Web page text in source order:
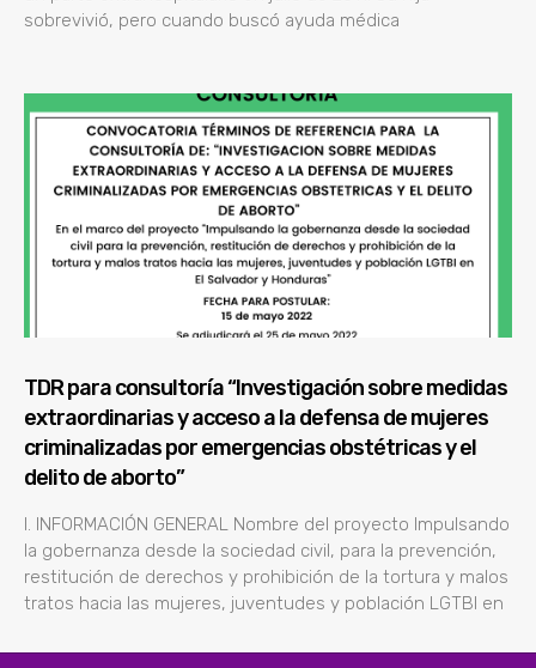
sobrevivió, pero cuando buscó ayuda médica
TDR para consultoría “Investigación sobre medidas
extraordinarias y acceso a la defensa de mujeres
criminalizadas por emergencias obstétricas y el
delito de aborto”
l. INFORMACIÓN GENERAL Nombre del proyecto Impulsando
la gobernanza desde la sociedad civil, para la prevención,
restitución de derechos y prohibición de la tortura y malos
tratos hacia las mujeres, juventudes y población LGTBI en